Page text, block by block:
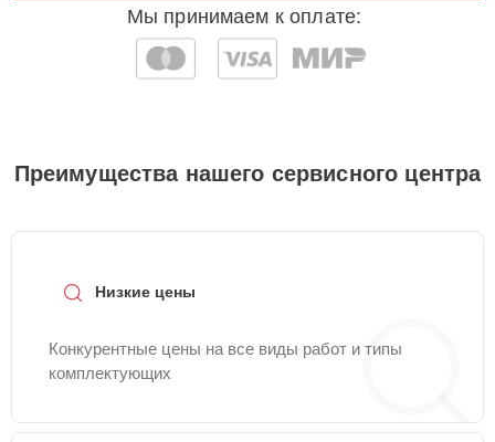
Мы принимаем к оплате:
Преимущества нашего сервисного центра
Низкие цены
Конкурентные цены на все виды работ и типы
комплектующих